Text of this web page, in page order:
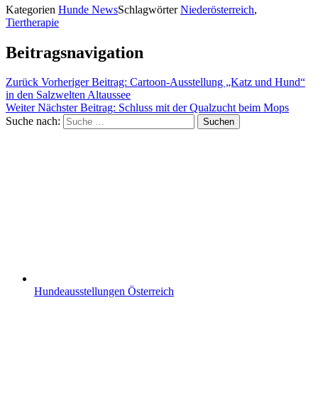
Kategorien Hunde NewsSchlagwörterNiederösterreich,
Tiertherapie
Beitragsnavigation
Zurück Vorheriger Beitrag: Cartoon-Ausstellung „Katz und Hund“
in den Salzwelten Altaussee
Weiter Nächster Beitrag: Schluss mit der Qualzucht beim Mops
Suche nach:
Suchen
Hundeausstellungen Österreich